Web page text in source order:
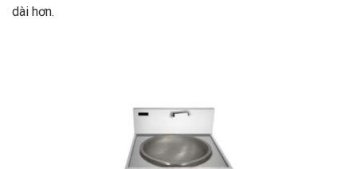
dài hơn.